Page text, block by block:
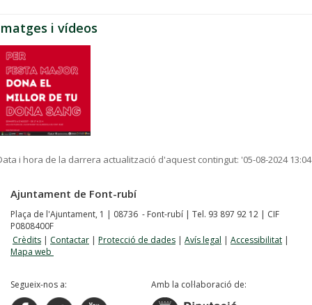
i vídeos
i hora de la darrera actualització d'aquest contingut: '05-08-2024 13:04
Ajuntament de Font-rubí
Plaça de l'Ajuntament, 1 | 08736 - Font-rubí | Tel. 93 897 92 12 | CIF
P0808400F
Crèdits | Contactar | Protecció de dades | Avís legal | Accessibilitat |
Mapa web
Segueix-nos a: Amb la col·laboració de: